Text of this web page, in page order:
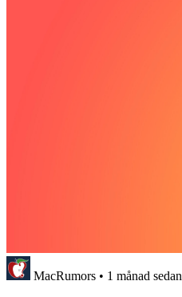
MacRumors • 1 månad sedan